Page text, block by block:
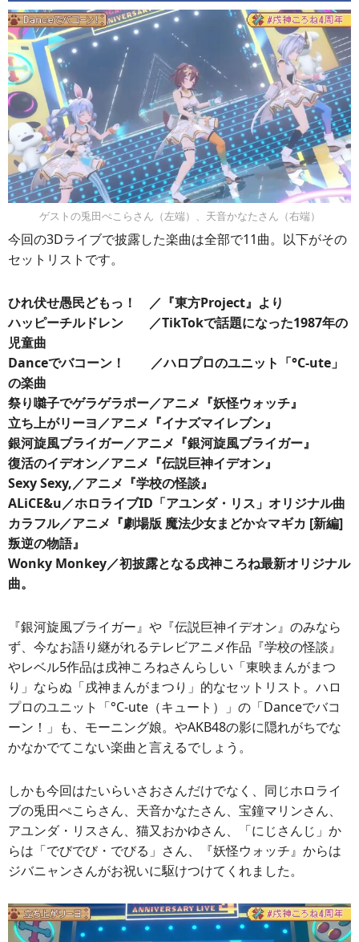
ゲストの兎田ぺこらさん（左端）、天音かなたさん（右端）
今回の3Dライブで披露した楽曲は全部で11曲。以下がその
セットリストです。
ひれ伏せ愚民どもっ！ ／『東方Project』より
ハッピーチルドレン ／TikTokで話題になった1987年の
児童曲
Danceでバコーン！ ／ハロプロのユニット「°C-ute」
の楽曲
祭り囃子でゲラゲラポー／アニメ『妖怪ウォッチ』
立ち上がリーヨ／アニメ『イナズマイレブン』
銀河旋風ブライガー／アニメ『銀河旋風ブライガー』
復活のイデオン／アニメ『伝説巨神イデオン』
Sexy Sexy,／アニメ『学校の怪談』
ALiCE&u／ホロライブID「アユンダ・リス」オリジナル曲
カラフル／アニメ『劇場版 魔法少女まどか☆マギカ [新編]
叛逆の物語』
Wonky Monkey／初披露となる戌神ころね最新オリジナル
曲。
『銀河旋風ブライガー』や『伝説巨神イデオン』のみなら
ず、今なお語り継がれるテレビアニメ作品『学校の怪談』
やレベル5作品は戌神ころねさんらしい「東映まんがまつ
り」ならぬ「戌神まんがまつり」的なセットリスト。ハロ
プロのユニット「°C-ute（キュート）」の「Danceでバコ
ーン！」も、モーニング娘。やAKB48の影に隠れがちでな
かなかでてこない楽曲と言えるでしょう。
しかも今回はたいらいさおさんだけでなく、同じホロライ
ブの兎田ぺこらさん、天音かなたさん、宝鐘マリンさん、
アユンダ・リスさん、猫又おかゆさん、「にじさんじ」か
らは「でびでび・でびる」さん、『妖怪ウォッチ』からは
ジバニャンさんがお祝いに駆けつけてくれました。